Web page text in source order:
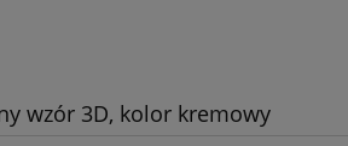
wzór 3D, kolor kremowy